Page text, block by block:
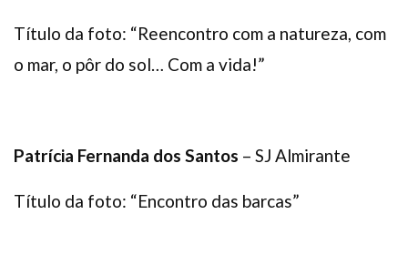
Título da foto: “Reencontro com a natureza, com
o mar, o pôr do sol… Com a vida!”
Patrícia Fernanda dos Santos – SJ Almirante
Título da foto: “Encontro das barcas”